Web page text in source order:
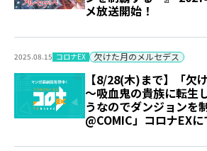
メ放送開始！
2025.08.15 コロナEX 欠けた月のメルセデス
【8/28(木)まで】「欠
～吸血鬼の貴族に転生
うなのでダンジョンを
@COMIC」コロナEX